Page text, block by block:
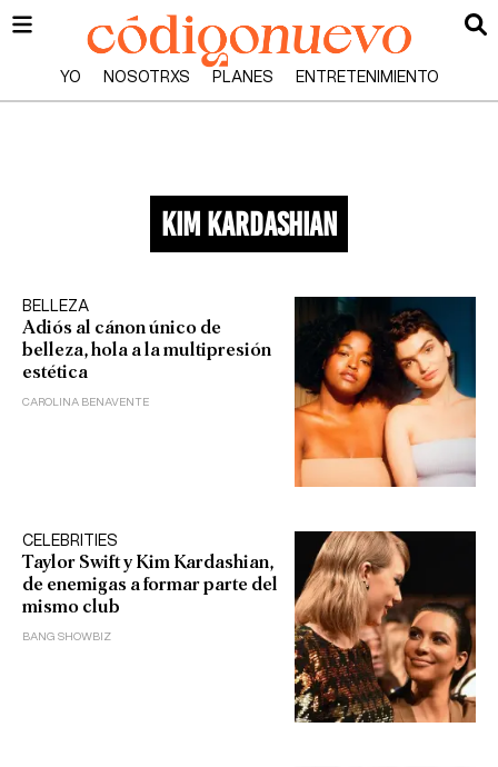
YO NOSOTRXS PLANES ENTRETENIMIENTO
kim kardashian
BELLEZA
Adiós al cánon único de
belleza, hola a la multipresión
estética
CAROLINA BENAVENTE
CELEBRITIES
Taylor Swift y Kim Kardashian,
de enemigas a formar parte del
mismo club
BANG SHOWBIZ